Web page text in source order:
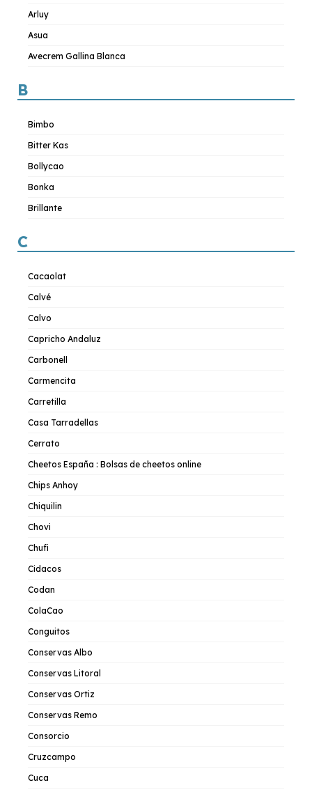
Arluy
Asua
Avecrem Gallina Blanca
B
Bimbo
Bitter Kas
Bollycao
Bonka
Brillante
C
Cacaolat
Calvé
Calvo
Capricho Andaluz
Carbonell
Carmencita
Carretilla
Casa Tarradellas
Cerrato
Cheetos España : Bolsas de cheetos online
Chips Anhoy
Chiquilin
Chovi
Chufi
Cidacos
Codan
ColaCao
Conguitos
Conservas Albo
Conservas Litoral
Conservas Ortiz
Conservas Remo
Consorcio
Cruzcampo
Cuca